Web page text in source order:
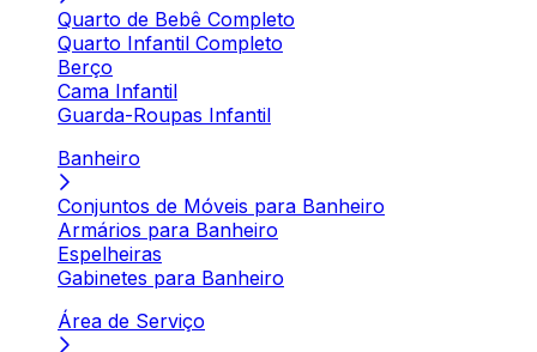
Quarto de Bebê Completo
Quarto Infantil Completo
Berço
Cama Infantil
Guarda-Roupas Infantil
Banheiro
Conjuntos de Móveis para Banheiro
Armários para Banheiro
Espelheiras
Gabinetes para Banheiro
Área de Serviço